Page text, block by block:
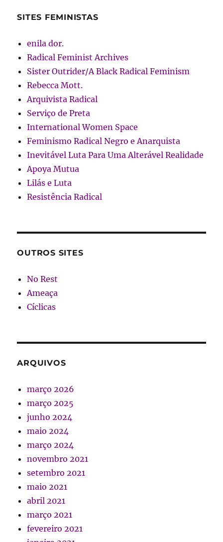
SITES FEMINISTAS
enila dor.
Radical Feminist Archives
Sister Outrider/A Black Radical Feminism
Rebecca Mott.
Arquivista Radical
Serviço de Preta
International Women Space
Feminismo Radical Negro e Anarquista
Inevitável Luta Para Uma Alterável Realidade
Apoya Mutua
Lilás e Luta
Resistência Radical
OUTROS SITES
No Rest
Ameaça
Cíclicas
ARQUIVOS
março 2026
março 2025
junho 2024
maio 2024
março 2024
novembro 2021
setembro 2021
maio 2021
abril 2021
março 2021
fevereiro 2021